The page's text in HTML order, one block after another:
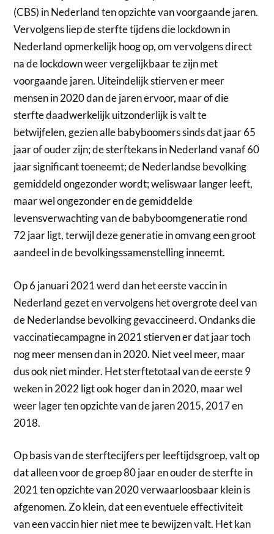
(CBS) in Nederland ten opzichte van voorgaande jaren.
Vervolgens liep de sterfte tijdens die lockdown in
Nederland opmerkelijk hoog op, om vervolgens direct
na de lockdown weer vergelijkbaar te zijn met
voorgaande jaren. Uiteindelijk stierven er meer
mensen in 2020 dan de jaren ervoor, maar of die
sterfte daadwerkelijk uitzonderlijk is valt te
betwijfelen, gezien alle babyboomers sinds dat jaar 65
jaar of ouder zijn; de sterftekans in Nederland vanaf 60
jaar significant toeneemt; de Nederlandse bevolking
gemiddeld ongezonder wordt; weliswaar langer leeft,
maar wel ongezonder en de gemiddelde
levensverwachting van de babyboomgeneratie rond
72 jaar ligt, terwijl deze generatie in omvang een groot
aandeel in de bevolkingssamenstelling inneemt.
Op 6 januari 2021 werd dan het eerste vaccin in
Nederland gezet en vervolgens het overgrote deel van
de Nederlandse bevolking gevaccineerd. Ondanks die
vaccinatiecampagne in 2021 stierven er dat jaar toch
nog meer mensen dan in 2020. Niet veel meer, maar
dus ook niet minder. Het sterftetotaal van de eerste 9
weken in 2022 ligt ook hoger dan in 2020, maar wel
weer lager ten opzichte van de jaren 2015, 2017 en
2018.
Op basis van de sterftecijfers per leeftijdsgroep, valt op
dat alleen voor de groep 80 jaar en ouder de sterfte in
2021 ten opzichte van 2020 verwaarloosbaar klein is
afgenomen. Zo klein, dat een eventuele effectiviteit
van een vaccin hier niet mee te bewijzen valt. Het kan